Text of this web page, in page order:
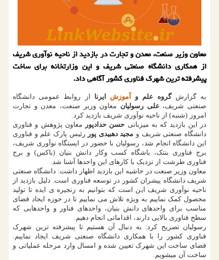
معاون وزیر صنعت، معدن و تجارت در بازدید از ناحیه نوآوری شریف
از همکاری دانشگاه صنعتی شریف و این وزارتخانه برای ساخت
پیشرفته ترین شهرک فناوری کشور آگاهی داد.
به گزارش گروه علم و آموزش ایرنا از روابط عمومی دانشگاه
صنعتی شریف،علی رسولیان معاون وزیر صنعت، معدن و تجارت
امروز (شنبه) از ناحیه نوآوری شریف بازدید کرد.
در این بازدید که به میزبانی حسن حدادپور معاون پژوهش و فناوری
دانشگاه صنعتی شریف و مجید دهبیدی پور رئیس پارک علم و فناوری
این دانشگاه انجام شد، رسولیان با حضور در ایستگاه نوآوری شریف،
برج فناوری بنتک، باشگاه کسب وکار دانش بنیان (باکس) و برج
فناوری طرشت از نزدیک با کارهای این واحدها آشنا شد.
معاون وزیر صنعت در حاشیه این بازدید اظهار داشت: دانشگاه صنعتی
شریف دانشگاه پیشران کشور در توسعه فناوری است. دلیل بازدید از
ناحیه نوآوری شریف این است که بتوانیم به زنجیره ی ایده تا تولید
محصول کمک نماییم به ویژه تلاش می نماییم تا در حوزه ایجاد فضای
مناسب برای واحدهای دانش بنیان، واحدهای فناور و واحدهایی که
سطح فناوری بالایی دارند، اقداماتی انجام دهیم.
رسولیان تصریح کرد: به دنبال آن هستیم تا پیشرفته ترین شهرک
فناوری کشور را با همکاری دانشگاه صنعتی شریف ایجاد نماییم.
فضای ساخت این شهرک تعیین شده و امسال وارد مرحله عملیاتی و
ساخت آن می‎شویم.